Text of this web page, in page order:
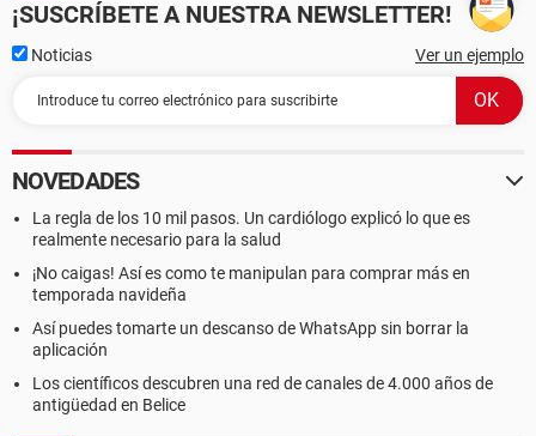
¡SUSCRÍBETE A NUESTRA NEWSLETTER!
Noticias Ver un ejemplo
NOVEDADES
La regla de los 10 mil pasos. Un cardiólogo explicó lo que es
realmente necesario para la salud
¡No caigas! Así es como te manipulan para comprar más en
temporada navideña
Así puedes tomarte un descanso de WhatsApp sin borrar la
aplicación
Los científicos descubren una red de canales de 4.000 años de
antigüedad en Belice